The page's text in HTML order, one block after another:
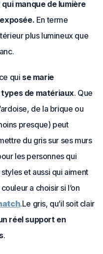
manque de lumière
En terme
plus lumineux que
qui se marie
de matériaux. Que
de la brique ou
presque) peut
du gris sur ses murs
les personnes qui
et aussi qui aiment
a choisir si l’on
.Le gris, qu’il soit clair
réel support en
.